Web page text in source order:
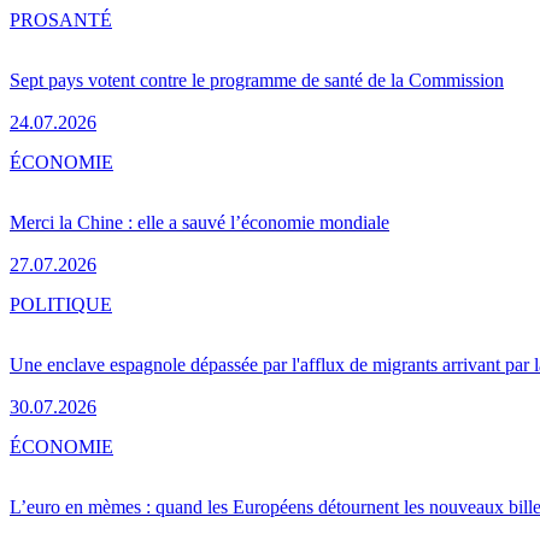
Sept pays votent contre le programme de santé de la Commission
24.07.2026
PROSANTÉ
Merci la Chine : elle a sauvé l’économie mondiale
27.07.2026
ÉCONOMIE
Une enclave espagnole dépassée par l'afflux de migrants arrivant par
30.07.2026
POLITIQUE
L’euro en mèmes : quand les Européens détournent les nouveaux
ÉCONOMIE